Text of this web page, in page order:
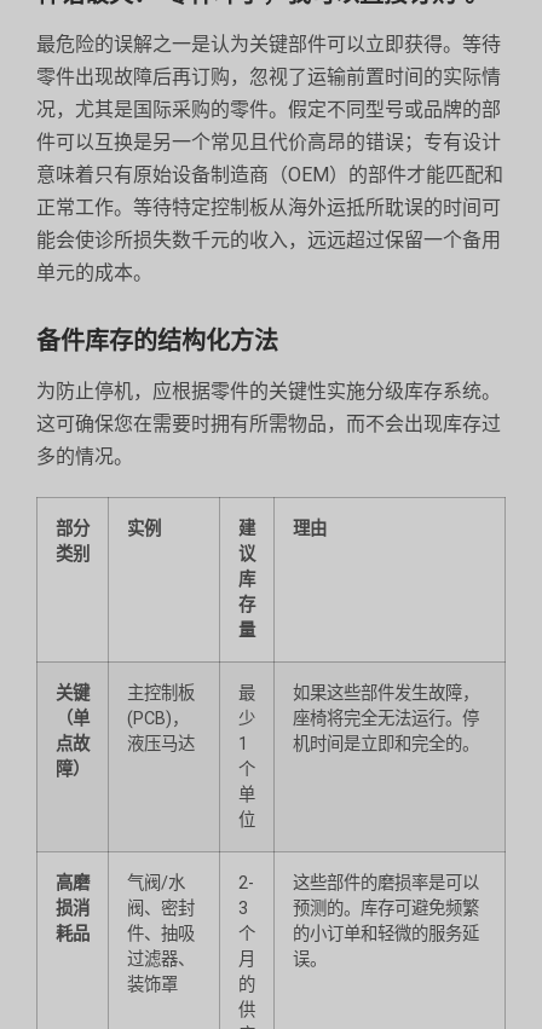
最危险的误解之一是认为关键部件可以立即获得。等待
零件出现故障后再订购，忽视了运输前置时间的实际情
况，尤其是国际采购的零件。假定不同型号或品牌的部
件可以互换是另一个常见且代价高昂的错误；专有设计
意味着只有原始设备制造商（OEM）的部件才能匹配和
正常工作。等待特定控制板从海外运抵所耽误的时间可
能会使诊所损失数千元的收入，远远超过保留一个备用
单元的成本。
备件库存的结构化方法
为防止停机，应根据零件的关键性实施分级库存系统。
这可确保您在需要时拥有所需物品，而不会出现库存过
多的情况。
部分
类别
实例
建
议
库
存
量
理由
关键
（单
点故
障）
主控制板
(PCB)，
液压马达
最
少
1
个
单
位
如果这些部件发生故障，
座椅将完全无法运行。停
机时间是立即和完全的。
高磨
损消
耗品
气阀/水
阀、密封
件、抽吸
过滤器、
装饰罩
2-
3
个
月
的
供
这些部件的磨损率是可以
预测的。库存可避免频繁
的小订单和轻微的服务延
误。